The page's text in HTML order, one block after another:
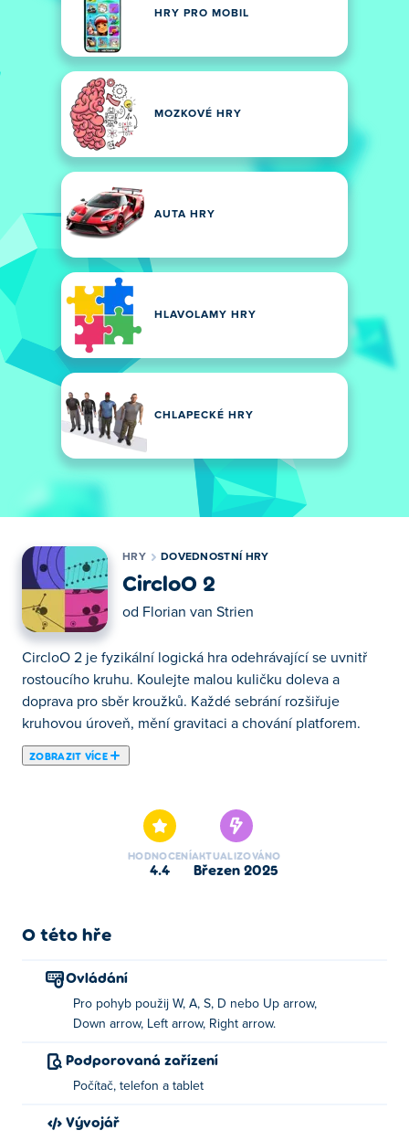
HRY PRO MOBIL
MOZKOVÉ HRY
AUTA HRY
HLAVOLAMY HRY
CHLAPECKÉ HRY
HRY DOVEDNOSTNÍ HRY
CircloO 2
od Florian van Strien
CircloO 2 je fyzikální logická hra odehrávající se uvnitř
rostoucího kruhu. Koulejte malou kuličku doleva a
doprava pro sběr kroužků. Každé sebrání rozšiřuje
kruhovou úroveň, mění gravitaci a chování platforem.
ZOBRAZIT VÍCE
HODNOCENÍ
4.4
AKTUALIZOVÁNO
březen 2025
O této hře
Ovládání
Pro pohyb použij W, A, S, D nebo Up arrow,
Down arrow, Left arrow, Right arrow.
Podporovaná zařízení
Počítač, telefon a tablet
Vývojář